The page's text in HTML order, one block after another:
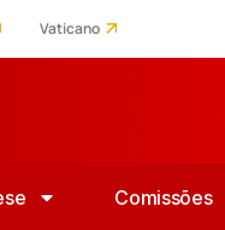
Vaticano
Comissões